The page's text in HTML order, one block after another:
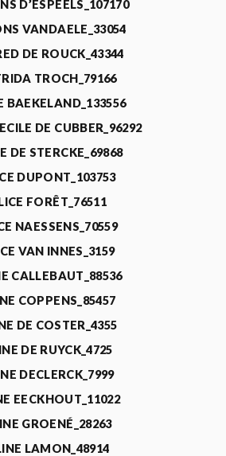
D’ESPEELS_107170
VANDAELE_33054
DE ROUCK_43344
TROCH_79166
BAEKELAND_133556
DE CUBBER_96292
DE STERCKE_69868
DUPONT_103753
FORÊT_76511
NAESSENS_70559
VAN INNES_3159
CALLEBAUT_88536
COPPENS_85457
DE COSTER_4355
DE RUYCK_4725
DECLERCK_7999
EECKHOUT_11022
GROENÉ_28263
LAMON_48914